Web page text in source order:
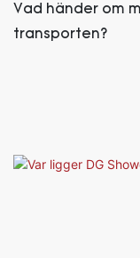
Vad händer om
transporten?